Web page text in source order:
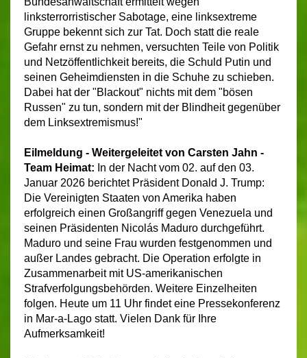
linksterrorristischer Sabotage, eine linksextreme
Gruppe bekennt sich zur Tat. Doch statt die reale
Gefahr ernst zu nehmen, versuchten Teile von Politik
und Netzöffentlichkeit bereits, die Schuld Putin und
seinen Geheimdiensten in die Schuhe zu schieben.
Dabei hat der "Blackout" nichts mit dem "bösen
Russen" zu tun, sondern mit der Blindheit gegenüber
dem Linksextremismus!"
Eilmeldung - Weitergeleitet von Carsten Jahn -
Team Heimat: In der Nacht vom 02. auf den 03.
Januar 2026 berichtet Präsident Donald J. Trump:
Die Vereinigten Staaten von Amerika haben
erfolgreich einen Großangriff gegen Venezuela und
seinen Präsidenten Nicolás Maduro durchgeführt.
Maduro und seine Frau wurden festgenommen und
außer Landes gebracht. Die Operation erfolgte in
Zusammenarbeit mit US-amerikanischen
Strafverfolgungsbehörden. Weitere Einzelheiten
folgen. Heute um 11 Uhr findet eine Pressekonferenz
in Mar-a-Lago statt. Vielen Dank für Ihre
Aufmerksamkeit!